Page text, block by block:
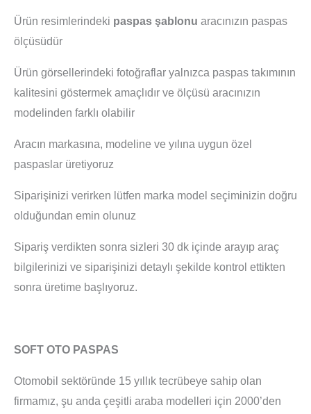
Ürün resimlerindeki paspas şablonu aracınızın paspas
ölçüsüdür
Ürün görsellerindeki fotoğraflar yalnızca paspas takımının
kalitesini göstermek amaçlıdır ve ölçüsü aracınızın
modelinden farklı olabilir
Aracın markasına, modeline ve yılına uygun özel
paspaslar üretiyoruz
Siparişinizi verirken lütfen marka model seçiminizin doğru
olduğundan emin olunuz
Sipariş verdikten sonra sizleri 30 dk içinde arayıp araç
bilgilerinizi ve siparişinizi detaylı şekilde kontrol ettikten
sonra üretime başlıyoruz.
SOFT OTO PASPAS
Otomobil sektöründe 15 yıllık tecrübeye sahip olan
firmamız, şu anda çeşitli araba modelleri için 2000’den